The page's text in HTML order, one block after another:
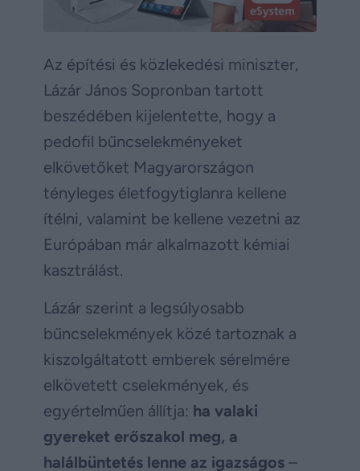
Az építési és közlekedési miniszter,
Lázár János Sopronban tartott
beszédében kijelentette, hogy a
pedofil bűncselekményeket
elkövetőket Magyarországon
tényleges életfogytiglanra kellene
ítélni, valamint be kellene vezetni az
Európában már alkalmazott kémiai
kasztrálást.
Lázár szerint a legsúlyosabb
bűncselekmények közé tartoznak a
kiszolgáltatott emberek sérelmére
elkövetett cselekmények, és
egyértelműen állítja: ha valaki
gyereket erőszakol meg, a
halálbüntetés lenne az igazságos –